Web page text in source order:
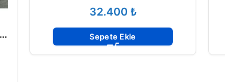
Leather Strap Super Clon
₺
Sepete Ekle